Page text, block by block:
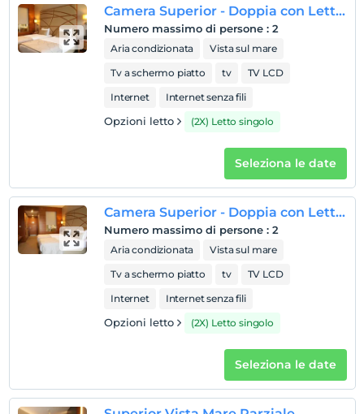
Camera Superior - Doppia con Letti Singoli - Vista Terra
Numero massimo di persone : 2
Aria condizionata
Vista sul mare
Tv a schermo piatto
tv
TV LCD
Internet
Internet senza fili
Opzioni letto (2X) Letto singolo
Seleziona le date
Camera Superior - Doppia con Letti Singoli - Vista Mare
Numero massimo di persone : 2
Aria condizionata
Vista sul mare
Tv a schermo piatto
tv
TV LCD
Internet
Internet senza fili
Opzioni letto (2X) Letto singolo
Seleziona le date